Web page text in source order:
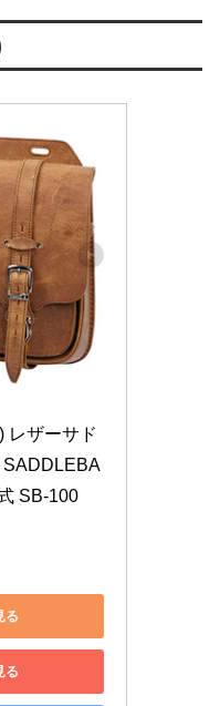
レザーサド
SADDLEBA
SB-100
る
る